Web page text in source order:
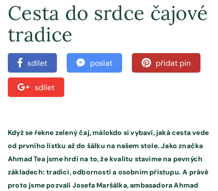
Cesta do srdce čajové
tradice
sdílet poslat přidat pin
sdílet
Když se řekne zelený čaj, málokdo si vybaví, jaká cesta vede
od prvního lístku až do šálku na našem stole. Jako značka
Ahmad Tea jsme hrdí na to, že kvalitu stavíme na pevných
základech: tradici, odbornosti a osobním přístupu. A právě
proto jsme pozvali Josefa Maršálka, ambasadora Ahmad